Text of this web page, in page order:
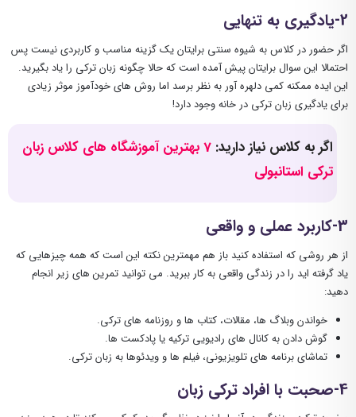
2-یادگیری به تنهایی
اگر حضور در کلاس به شیوه سنتی برایتان یک گزینه مناسب و کاربردی نیست پس
احتمالا این سوال برایتان پیش آمده است که حالا چگونه زبان ترکی را یاد بگیرید.
این ایده ممکنه کمی دلهره آور به نظر برسد اما روش های خودآموز موثر زیادی
برای یادگیری زبان ترکی در خانه وجود دارد!
اگر به کلاس نیاز دارید: 7 بهترین آموزشگاه های کلاس زبان
ترکی استانبولی
3-کاربرد عملی و واقعی
از هر روشی که استفاده کنید باز هم مهمترین نکته این است که همه چیزهایی که
یاد گرفته اید را در زندگی واقعی به کار ببرید. می توانید تمرین های زیر انجام
دهید:
خواندن وبلاگ ها، مقالات، کتاب ها و روزنامه های ترکی.
گوش دادن به کانال های رادیویی ترکیه یا پادکست ها.
تماشای برنامه های تلویزیونی، فیلم ها و ویدئوها به زبان ترکی.
4-صحبت با افراد ترکی زبان